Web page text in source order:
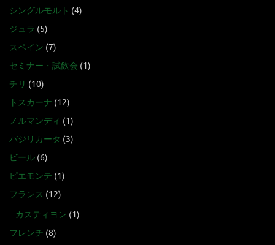
シングルモルト (4)
ジュラ (5)
スペイン (7)
セミナー・試飲会 (1)
チリ (10)
トスカーナ (12)
ノルマンディ (1)
バジリカータ (3)
ビール (6)
ピエモンテ (1)
フランス (12)
カスティヨン (1)
フレンチ (8)